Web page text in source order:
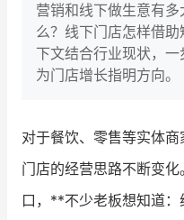
智库
产品更新动态
品牌消费观
新零售资讯
营销和线下做生意有
么？线下门店怎样借
下文结合行业现状，一
为门店增长指明方向。
对于餐饮、零售等实体商
门店的经营思路不断变
口，**不少老板想知道